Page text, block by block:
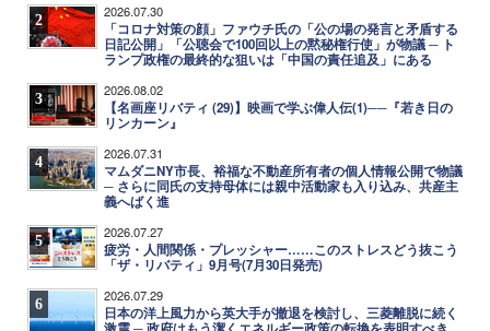
2 2026.07.30
「コロナ対策の顔」ファウチ氏の「公の場の発言と矛盾する
日記公開」「公聴会で100回以上の黙秘権行使」が物議 ─ ト
ランプ政権の最終的な狙いは「中国の責任追及」にある
3 2026.08.02
【名画座リバティ (29)】映画で学ぶ偉人伝(1)──『若き日の
リンカーン』
4 2026.07.31
マムダニNY市長、裕福な不動産所有者の個人情報公開で物議
─ さらに同氏の支持母体には親中活動家も入り込み、共産主
義へばく進
5 2026.07.27
疲労・人間関係・プレッシャー……このストレスどう抜こう
「ザ・リバティ」9月号(7月30日発売)
6 2026.07.29
日本の洋上風力から英大手が撤退を検討し、三菱離脱に続く